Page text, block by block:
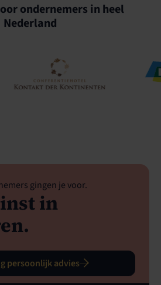
ondernemers in heel
Nederland
gingen je voor.
in
persoonlijk advies